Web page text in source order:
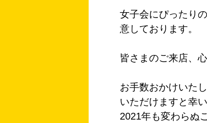
女子会にぴったり
意しております。
皆さまのご来店、
お手数おかけいた
いただけますと幸い
2021年も変わらぬ